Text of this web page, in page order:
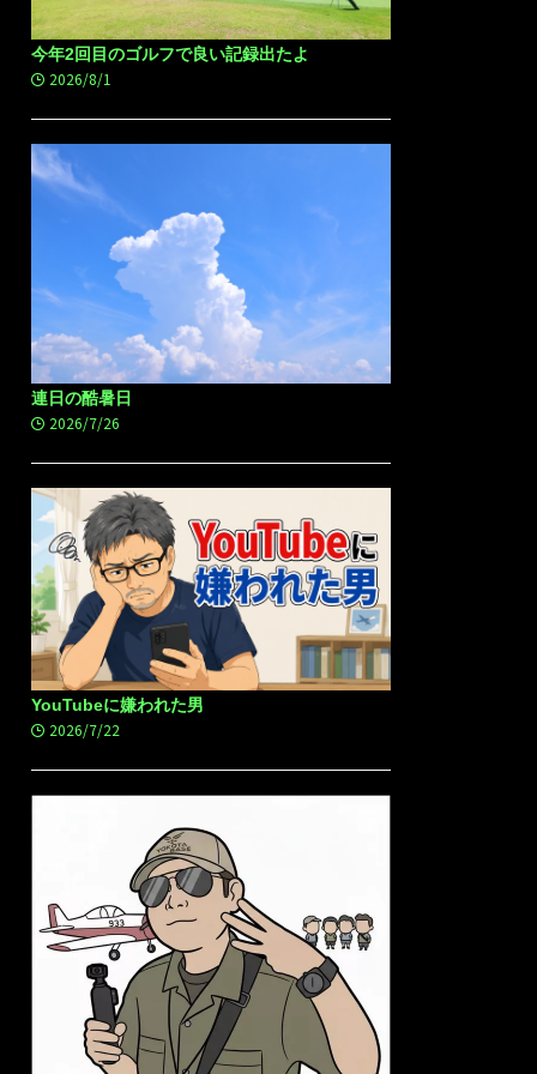
今年2回目のゴルフで良い記録出たよ
2026/8/1
連日の酷暑日
2026/7/26
YouTubeに嫌われた男
2026/7/22